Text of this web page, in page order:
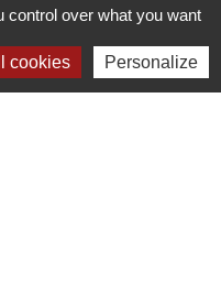
control over what you want
cookies Personalize